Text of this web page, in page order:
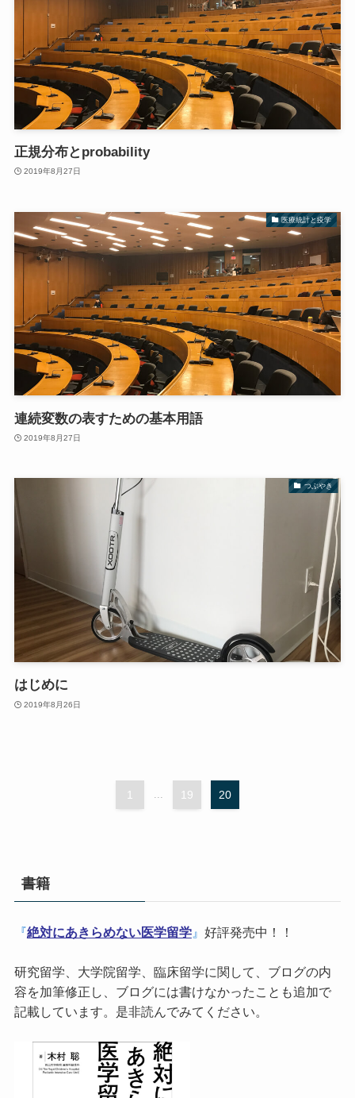
正規分布とprobability
2019年8月27日
医療統計と疫学
連続変数の表すための基本用語
2019年8月27日
つぶやき
はじめに
2019年8月26日
1 ... 19 20
書籍
『絶対にあきらめない医学留学』 好評発売中！！
研究留学、大学院留学、臨床留学に関して、ブログの内
容を加筆修正し、ブログには書けなかったことも追加で
記載しています。是非読んでみてください。